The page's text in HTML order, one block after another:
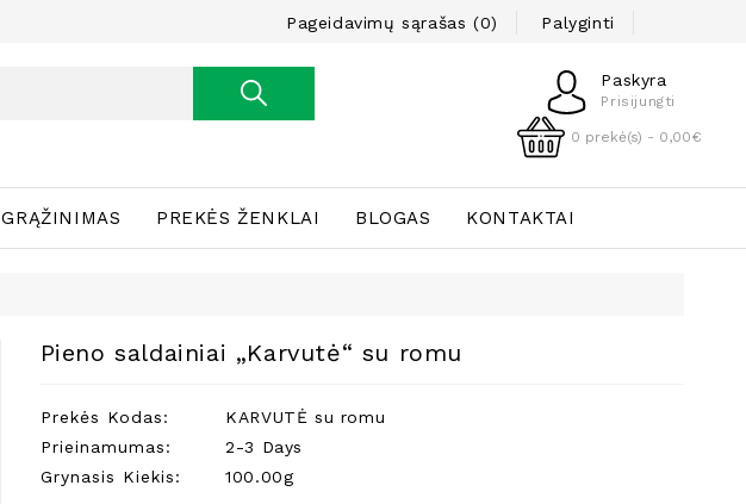
Pageidavimų sąrašas (0) Palyginti
Paskyra
Prisijungti
0 prekė(s) - 0,00€
GRĄŽINIMAS PREKĖS ŽENKLAI BLOGAS KONTAKTAI
Pieno saldainiai „Karvutė“ su romu
Prekės Kodas:
KARVUTĖ su romu
Prieinamumas:
2-3 Days
Grynasis Kiekis:
100.00g